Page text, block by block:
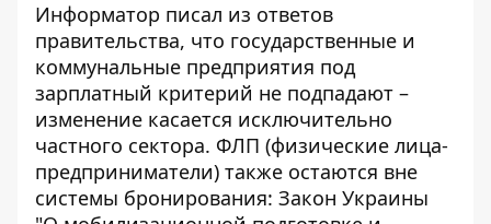
Информатор писал из ответов
правительства, что государственные и
коммунальные предприятия под
зарплатный критерий не подпадают –
изменение касается исключительно
частного сектора. ФЛП (физические лица-
предприниматели) также остаются вне
системы бронирования: Закон Украины